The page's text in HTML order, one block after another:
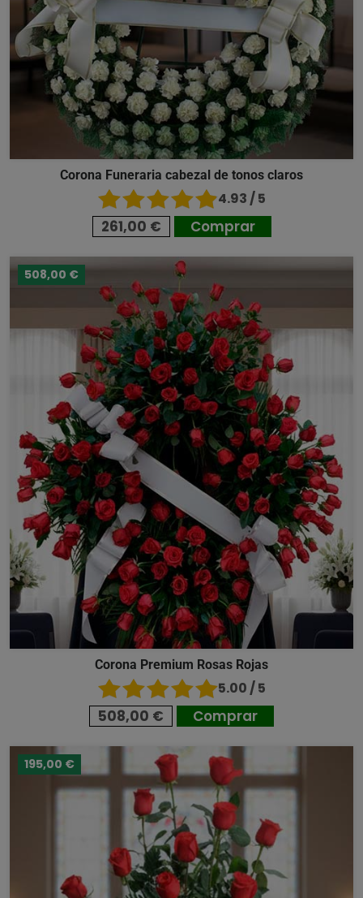
Corona Funeraria cabezal de tonos claros
4.93 / 5
261,00 € Comprar
508,00 €
Corona Premium Rosas Rojas
5.00 / 5
508,00 € Comprar
195,00 €